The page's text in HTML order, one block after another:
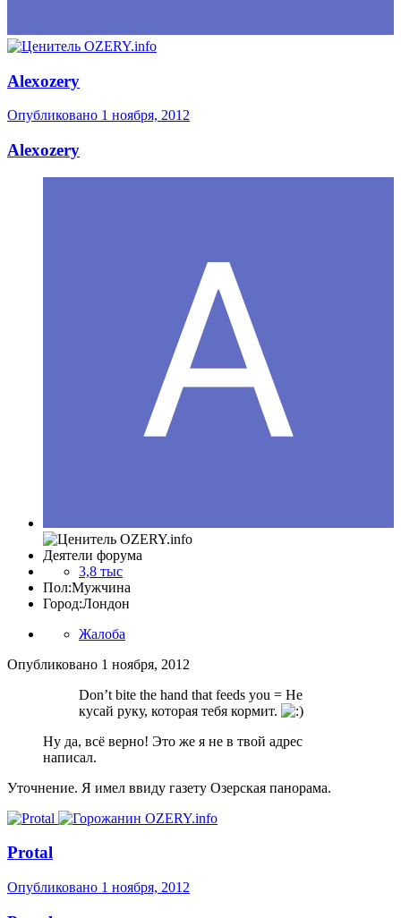
Alexozery
Опубликовано 1 ноября, 2012
Alexozery
Деятели форума
3,8 тыс
Пол:Мужчина
Город:Лондон
Жалоба
Опубликовано 1 ноября, 2012
Don’t bite the hand that feeds you = Не
кусай руку, которая тебя кормит.
Ну да, всё верно! Это же я не в твой адрес
написал.
Уточнение. Я имел ввиду газету Озерская панорама.
Protal
Опубликовано 1 ноября, 2012